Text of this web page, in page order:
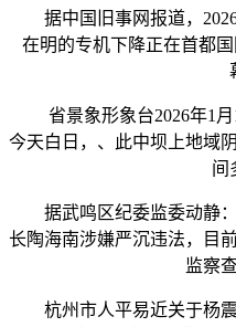
据中国旧事网报道，2026
在明的专机下降正在首都
省景象形象台2026年1月
今天白日，、此中坝上地域
间
据武鸣区纪委监委动静：
长陶海南涉嫌严沉违法，目
监察
杭州市人平易近关于杨震